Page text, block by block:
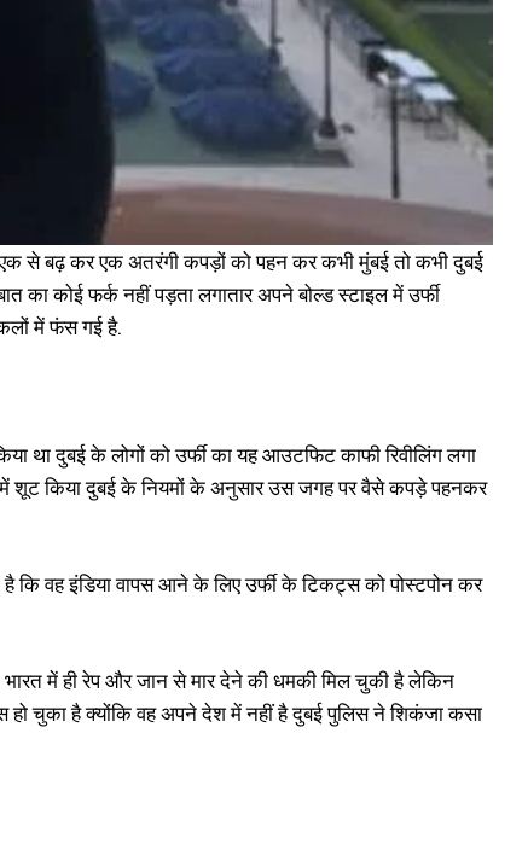
से बढ़ कर एक अतरंगी कपड़ों को पहन कर कभी मुंबई तो कभी दुबई
कोई फर्क नहीं पड़ता लगातार अपने बोल्ड स्टाइल में उर्फी
में फंस गई है.
था दुबई के लोगों को उर्फी का यह आउटफिट काफी रिवीलिंग लगा
में शूट किया दुबई के नियमों के अनुसार उस जगह पर वैसे कपड़े पहनकर
कि वह इंडिया वापस आने के लिए उर्फी के टिकट्स को पोस्टपोन कर
में ही रेप और जान से मार देने की धमकी मिल चुकी है लेकिन
हो चुका है क्योंकि वह अपने देश में नहीं है दुबई पुलिस ने शिकंजा कसा